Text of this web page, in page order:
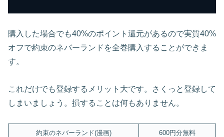
購入した場合でも40%のポイント還元があるので実質40%
オフで約束のネバーランドを全巻購入することができま
す。
これだけでも登録するメリット大です。さくっと登録して
しまいましょう。損することは何もありません。
約束のネバーランド(漫画) 600円分無料